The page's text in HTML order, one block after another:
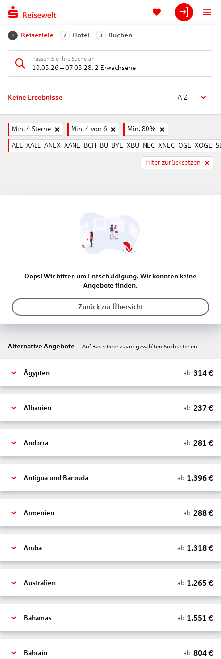
1 Reiseziele 2 Hotel 3 Buchen
Passen Sie Ihre Suche an
10.05.26 – 07.05.28, 2 Erwachsene
Keine Ergebnisse A-Z
Min. 4 Sterne Min. 4 von 6 Min. 80%
Filter zurücksetzen
Oops! Wir bitten um Entschuldigung. Wir konnten keine
Angebote finden.
Zurück zur Übersicht
Alternative Angebote Auf Basis Ihrer zuvor gewählten Suchkriterien
Ägypten ab 314€
Albanien ab 237 €
Andorra ab 281 €
Antigua und Barbuda ab 1.396€
Armenien ab 288€
Aruba ab 1.318€
Australien ab 1.265 €
Bahamas ab 1.551 €
Bahrain ab 804€